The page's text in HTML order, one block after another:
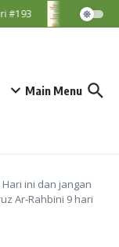
#193
Main Menu
ini dan jangan
Ar-Rahbini 9 hari